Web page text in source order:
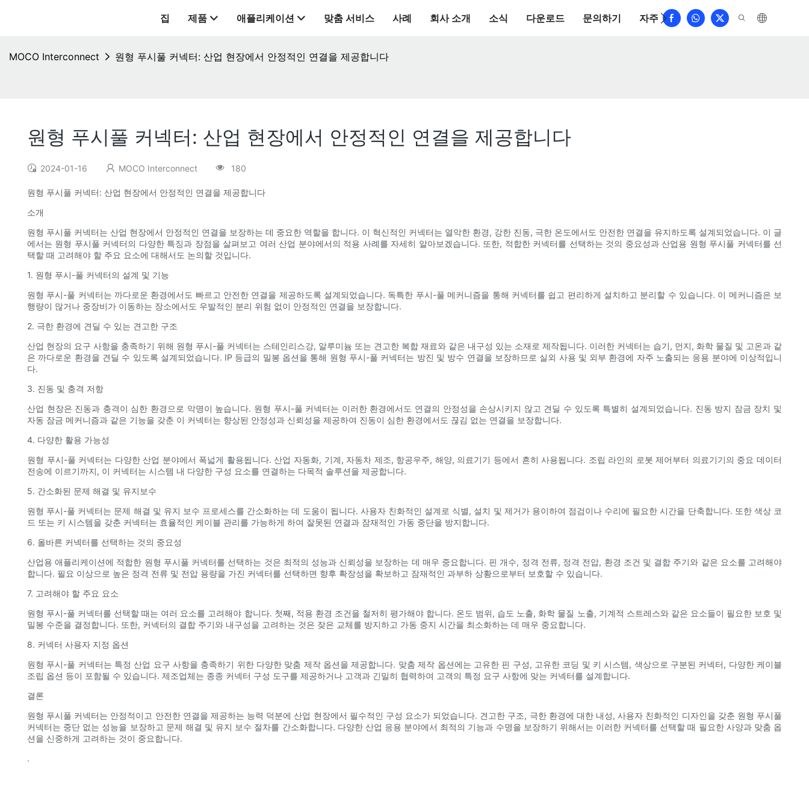
집 제품 애플리케이션 맞춤 서비스 사례 회사 소개 소식 다운로드 문의하기 자주 묻는 질문
MOCO Interconnect 원형 푸시풀 커넥터: 산업 현장에서 안정적인 연결을 제공합니다
원형 푸시풀 커넥터: 산업 현장에서 안정적인 연결을 제공합니다
2024-01-16 MOCO Interconnect 180
원형 푸시풀 커넥터: 산업 현장에서 안정적인 연결을 제공합니다
소개
원형 푸시풀 커넥터는 산업 현장에서 안정적인 연결을 보장하는 데 중요한 역할을 합니다. 이 혁신적인 커넥터는 열악한 환경, 강한 진동, 극한 온도에서도 안전한 연결을 유지하도록 설계되었습니다. 이 글
에서는 원형 푸시풀 커넥터의 다양한 특징과 장점을 살펴보고 여러 산업 분야에서의 적용 사례를 자세히 알아보겠습니다. 또한, 적합한 커넥터를 선택하는 것의 중요성과 산업용 원형 푸시풀 커넥터를 선
택할 때 고려해야 할 주요 요소에 대해서도 논의할 것입니다.
1. 원형 푸시-풀 커넥터의 설계 및 기능
원형 푸시-풀 커넥터는 까다로운 환경에서도 빠르고 안전한 연결을 제공하도록 설계되었습니다. 독특한 푸시-풀 메커니즘을 통해 커넥터를 쉽고 편리하게 설치하고 분리할 수 있습니다. 이 메커니즘은 보
행량이 많거나 중장비가 이동하는 장소에서도 우발적인 분리 위험 없이 안정적인 연결을 보장합니다.
2. 극한 환경에 견딜 수 있는 견고한 구조
산업 현장의 요구 사항을 충족하기 위해 원형 푸시-풀 커넥터는 스테인리스강, 알루미늄 또는 견고한 복합 재료와 같은 내구성 있는 소재로 제작됩니다. 이러한 커넥터는 습기, 먼지, 화학 물질 및 고온과 같
은 까다로운 환경을 견딜 수 있도록 설계되었습니다. IP 등급의 밀봉 옵션을 통해 원형 푸시-풀 커넥터는 방진 및 방수 연결을 보장하므로 실외 사용 및 외부 환경에 자주 노출되는 응용 분야에 이상적입니
다.
3. 진동 및 충격 저항
산업 현장은 진동과 충격이 심한 환경으로 악명이 높습니다. 원형 푸시-풀 커넥터는 이러한 환경에서도 연결의 안정성을 손상시키지 않고 견딜 수 있도록 특별히 설계되었습니다. 진동 방지 잠금 장치 및
자동 잠금 메커니즘과 같은 기능을 갖춘 이 커넥터는 향상된 안정성과 신뢰성을 제공하여 진동이 심한 환경에서도 끊김 없는 연결을 보장합니다.
4. 다양한 활용 가능성
원형 푸시-풀 커넥터는 다양한 산업 분야에서 폭넓게 활용됩니다. 산업 자동화, 기계, 자동차 제조, 항공우주, 해양, 의료기기 등에서 흔히 사용됩니다. 조립 라인의 로봇 제어부터 의료기기의 중요 데이터
전송에 이르기까지, 이 커넥터는 시스템 내 다양한 ​​구성 요소를 연결하는 다목적 솔루션을 제공합니다.
5. 간소화된 문제 해결 및 유지보수
원형 푸시-풀 커넥터는 문제 해결 및 유지 보수 프로세스를 간소화하는 데 도움이 됩니다. 사용자 친화적인 설계로 식별, 설치 및 제거가 용이하여 점검이나 수리에 필요한 시간을 단축합니다. 또한 색상 코
드 또는 키 시스템을 갖춘 커넥터는 효율적인 케이블 관리를 가능하게 하여 잘못된 연결과 잠재적인 가동 중단을 방지합니다.
6. 올바른 커넥터를 선택하는 것의 중요성
산업용 애플리케이션에 적합한 원형 푸시풀 커넥터를 선택하는 것은 최적의 성능과 신뢰성을 보장하는 데 매우 중요합니다. 핀 개수, 정격 전류, 정격 전압, 환경 조건 및 결합 주기와 같은 요소를 고려해야
합니다. 필요 이상으로 높은 정격 전류 및 전압 용량을 가진 커넥터를 선택하면 향후 확장성을 확보하고 잠재적인 과부하 상황으로부터 보호할 수 있습니다.
7. 고려해야 할 주요 요소
원형 푸시-풀 커넥터를 선택할 때는 여러 요소를 고려해야 합니다. 첫째, 적용 환경 조건을 철저히 평가해야 합니다. 온도 범위, 습도 노출, 화학 물질 노출, 기계적 스트레스와 같은 요소들이 필요한 보호 및
밀봉 수준을 결정합니다. 또한, 커넥터의 결합 주기와 내구성을 고려하는 것은 잦은 교체를 방지하고 가동 중지 시간을 최소화하는 데 매우 중요합니다.
8. 커넥터 사용자 지정 옵션
원형 푸시-풀 커넥터는 특정 산업 요구 사항을 충족하기 위한 다양한 맞춤 제작 옵션을 제공합니다. 맞춤 제작 옵션에는 고유한 핀 구성, 고유한 코딩 및 키 시스템, 색상으로 구분된 커넥터, 다양한 케이블
조립 옵션 등이 포함될 수 있습니다. 제조업체는 종종 커넥터 구성 도구를 제공하거나 고객과 긴밀히 협력하여 고객의 특정 요구 사항에 맞는 커넥터를 설계합니다.
결론
원형 푸시풀 커넥터는 안정적이고 안전한 연결을 제공하는 능력 덕분에 산업 현장에서 필수적인 구성 요소가 되었습니다. 견고한 구조, 극한 환경에 대한 내성, 사용자 친화적인 디자인을 갖춘 원형 푸시풀
커넥터는 중단 없는 성능을 보장하고 문제 해결 및 유지 보수 절차를 간소화합니다. 다양한 산업 응용 분야에서 최적의 기능과 수명을 보장하기 위해서는 이러한 커넥터를 선택할 때 필요한 사양과 맞춤 옵
션을 신중하게 고려하는 것이 중요합니다.
.